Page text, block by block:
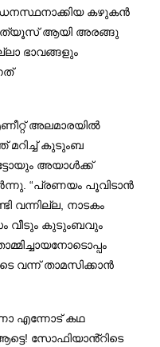
കഴുകൻ
ആയി അരങ്ങു
ഭാവങ്ങളും
അലമാരയിൽ
കുടുംബ
അയാൾക്ക്
“പ്രണയം പൂവിടാൻ
വന്നില്ല, നാടകം
വീടും കുടുംബവും
വന്ന് താമസിക്കാൻ
എന്നോട് കഥ
സോഫിയാൻ്റിടെ